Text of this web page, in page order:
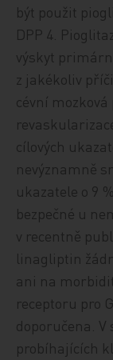
být použit
DPP 4.
výskyt
z jakékoliv
cévní
cílových
nevýznamně
ukazatele o 9
bezpečné u
v recentně
linagliptin
ani na
receptoru pro
doporučena. V
probíhajících